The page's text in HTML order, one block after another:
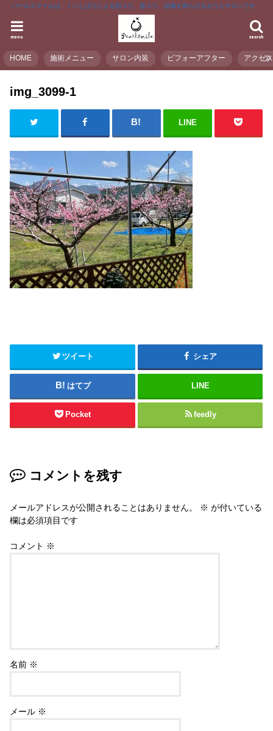
パールスマイルは、くいしばりによる顔コリ、首コリ、頭痛を和らげるおうちサロンです。
search
menu
HOME 施術メニュー サロン内装 ビフォーアフター アクセス
img_3099-1
LINE
ツイート シェア
はてブ LINE
Pocket feedly
コメントを残す
メールアドレスが公開されることはありません。 ※ が付いている
欄は必須項目です
コメント ※
名前 ※
メール ※